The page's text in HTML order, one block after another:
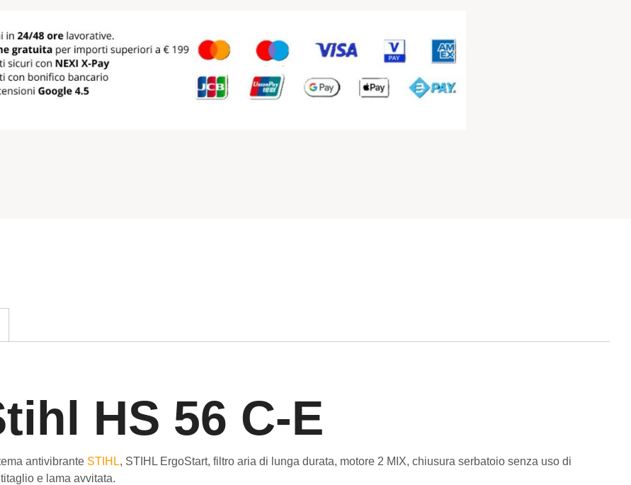
HS 56 C-E
antivibrante STIHL, STIHL ErgoStart, filtro aria di lunga durata, motore 2 MIX, chiusura serbatoio senza uso di
e lama avvitata.